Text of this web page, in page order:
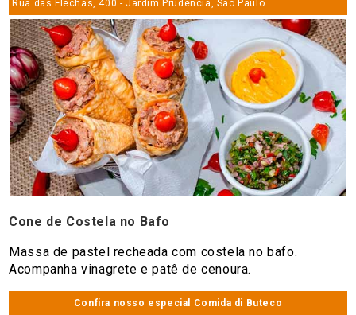
Rua das Flechas, 400 - Jardim Prudência, São Paulo
Cone de Costela no Bafo
Massa de pastel recheada com costela no bafo.
Acompanha vinagrete e patê de cenoura.
Confira nosso especial Comida di Buteco